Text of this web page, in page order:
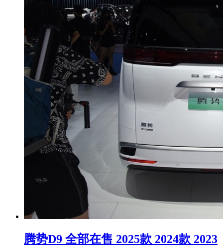
腾势D9 全部在售 2025款 2024款 2023